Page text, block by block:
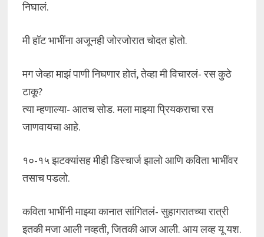
निघालं.
मी हॉट भाभींना अजूनही जोरजोरात चोदत होतो.
मग जेव्हा माझं पाणी निघणार होतं, तेव्हा मी विचारलं- रस कुठे
टाकू?
त्या म्हणाल्या- आतच सोड. मला माझ्या प्रियकराचा रस
जाणवायचा आहे.
१०-१५ झटक्यांसह मीही डिस्चार्ज झालो आणि कविता भाभींवर
तसाच पडलो.
कविता भाभींनी माझ्या कानात सांगितलं- सुहागरातच्या रात्री
इतकी मजा आली नव्हती, जितकी आज आली. आय लव्ह यू यश.